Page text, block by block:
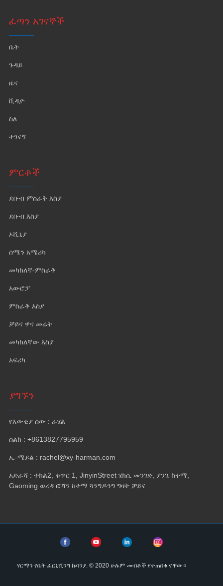
ፈጣን አገናኞች
ቤት
ጉዳይ
ዜና
ቪዲዮ
ስለ
ተገናኝ
ምርቶች
ደቡብ ምስራቅ እስያ
ደቡብ እስያ
ኦሺኒያ
ሰሜን አሜሪካ
መካከለኛ-ምስራቅ
አውሮፓ
ምስራቅ እስያ
ቻይና ዋና መሬት
መካከለኛው እስያ
አፍሪካ
ያግኙን
የእውቂያ ሰው : ራሄል
ስልክ : +8613827795959
ኢ-ሜይል : rachel@xy-harman.com
አድራሻ : ተክል2, ቁጥር 1, JinyinStreet ሄክሲ መንገድ, ያንጌ ከተማ,
Gaoming ወረዳ ፎሻን ከተማ ጓንግዶንግ ግዛት ቻይና
ሃርማን የቤት ፈርኒሺንግ ኩባንያ. © 2020 ሁሉም መብቶች የተጠበቁ ናቸው።